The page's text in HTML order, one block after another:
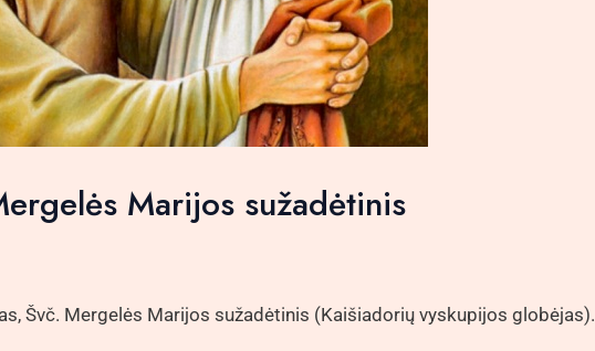
Marijos sužadėtinis
Švč. Mergelės Marijos sužadėtinis (Kaišiadorių vyskupijos globėjas).